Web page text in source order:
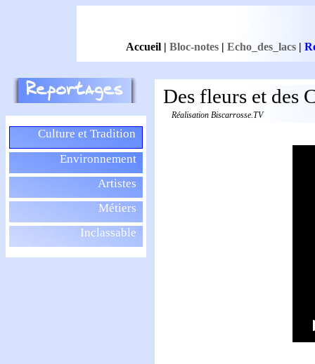
Accueil | Bloc-notes | Echo_des_lacs |
Culture et Tradition
Environnement
Artistes
Métiers
Inclassable
Des fleurs et des
Réalisation Biscarrosse.TV